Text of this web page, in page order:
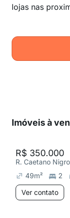
lojas nas
Imóveis à
R$ 350.000
R. Caetano
49m² 2
Ver contato